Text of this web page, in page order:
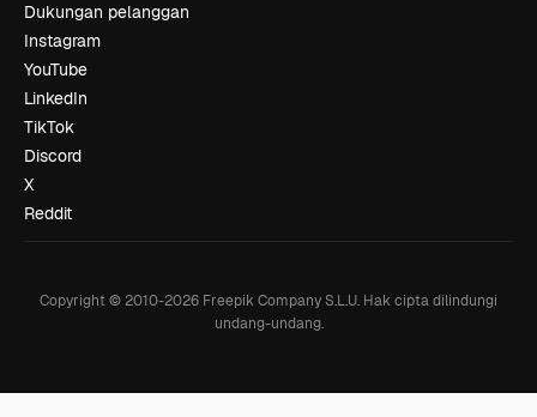
Dukungan pelanggan
Instagram
YouTube
LinkedIn
TikTok
Discord
X
Reddit
Copyright © 2010-2026 Freepik Company S.L.U. Hak cipta dilindungi
undang-undang.